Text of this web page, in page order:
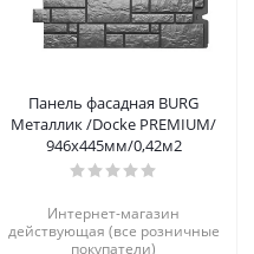
Панель фасадная BURG
Металлик /Docke PREMIUM/
946х445мм/0,42м2
Интернет-магазин
действующая (все розничные
покупатели)